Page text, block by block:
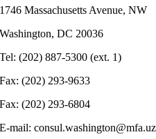
1746 Massachusetts Avenue, NW
Washington, DC 20036
Tel: (202) 887-5300 (ext. 1)
Fax: (202) 293-9633
Fax: (202) 293-6804
E-mail: consul.washington@mfa.uz